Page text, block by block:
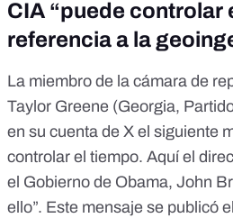
CIA “puede controlar
referencia a la
La miembro de la cámara de
Taylor Greene (Georgia,
en su cuenta de X el siguiente
controlar el tiempo. Aquí el
el Gobierno de Obama, John
ello”. Este mensaje se publicó